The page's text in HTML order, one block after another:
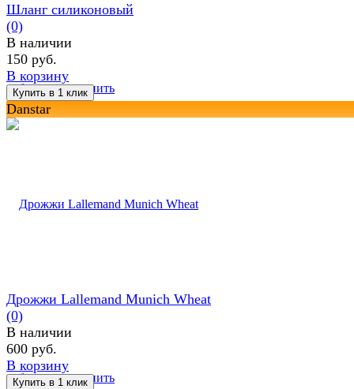
избранное сравнить
Шланг силиконовый
(0)
В наличии
150 руб.
В корзину
Danstar
избранное сравнить
Дрожжи Lallemand Munich Wheat
(0)
В наличии
600 руб.
В корзину